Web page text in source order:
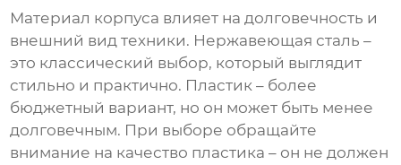
Материал корпуса влияет на долговечность и
внешний вид техники. Нержавеющая сталь –
это классический выбор, который выглядит
стильно и практично. Пластик – более
бюджетный вариант, но он может быть менее
долговечным. При выборе обращайте
внимание на качество пластика – он не должен